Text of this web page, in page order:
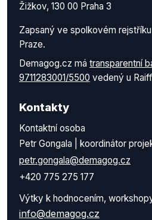
Žižkov, 130 00 Praha 3
Zapsaný ve spolkovém
Praze.
Demagog.cz má transparentní
9711283001/5500 vedený u
Kontakty
Kontaktní osoba
Petr Gongala | koordinátor
petr.gongala@demagog.cz
+420 775 275 177
Výtky k hodnocením,
info@demagog.cz